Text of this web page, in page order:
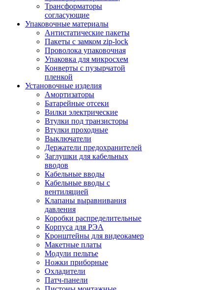
Трансформаторы
согласующие
Упаковочные материалы
Антистатические пакеты
Пакеты с замком zip-lock
Проволока упаковочная
Упаковка для микросхем
Конверты с пузырчатой
пленкой
Установочные изделия
Амортизаторы
Батарейные отсеки
Вилки электрические
Втулки под транзисторы
Втулки проходные
Выключатели
Держатели предохранителей
Заглушки для кабельных
вводов
Кабельные вводы
Кабельные вводы с
вентиляцией
Клапаны выравнивания
давления
Коробки распределительные
Корпуса для РЭА
Кронштейны для видеокамер
Макетные платы
Модули пельтье
Ножки приборные
Охладители
Патч-панели